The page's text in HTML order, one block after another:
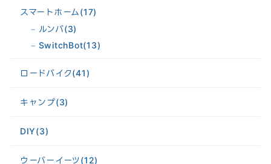
スマートホーム(17)
ルンバ(3)
SwitchBot(13)
ロードバイク(41)
キャンプ(3)
DIY(3)
ウーバーイーツ(12)